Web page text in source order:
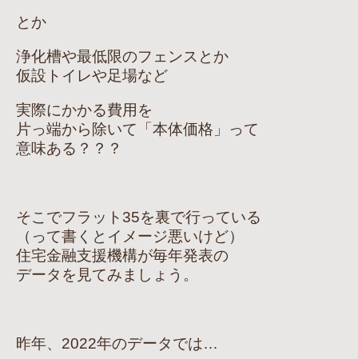
とか
浄化槽や最低限のフェンスとか
仮設トイレや足場など
実際にかかる費用を
片っ端から除いて「本体価格」って
意味ある？？？
そこでフラット35を裏で行っている
（って書くとイメージ悪いけど）
住宅金融支援機構が毎年発表の
データを見てみましょう。
昨年、2022年のデータでは…